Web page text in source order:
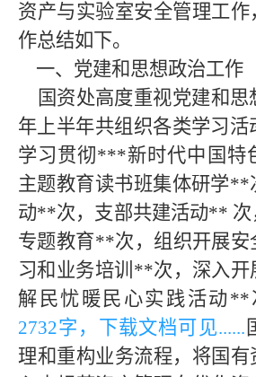
资产与实验室安全管理工
作总结如下。
一、党建和思想政治工作
国资处高度重视党建和思
年上半年共组织各类学习
学习贯彻***新时代中国特
主题教育读书班集体研学**
动**次，支部共建活动** 次
专题教育**次，组织开展安
习和业务培训**次，深入开
解民忧暖民心实践活动**
2732字，下载文档可见......
理和重构业务流程，将国